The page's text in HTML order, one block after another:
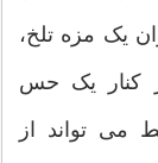
یک مزه تلخ،
کنار یک حس
می تواند از